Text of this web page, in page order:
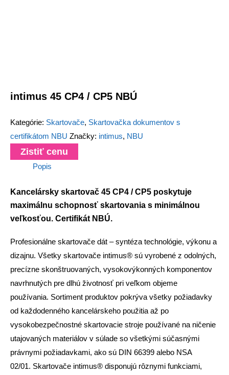
intimus 45 CP4 / CP5 NBÚ
Kategórie: Skartovače, Skartovačka dokumentov s
certifikátom NBU Značky: intimus, NBU
Zistiť cenu
Popis
Kancelársky skartovač 45 CP4 / CP5 poskytuje
maximálnu schopnosť skartovania s minimálnou
veľkosťou. Certifikát NBÚ.
Profesionálne skartovače dát – syntéza technológie, výkonu a
dizajnu. Všetky skartovače intimus® sú vyrobené z odolných,
precízne skonštruovaných, vysokovýkonných komponentov
navrhnutých pre dlhú životnosť pri veľkom objeme
používania. Sortiment produktov pokrýva všetky požiadavky
od každodenného kancelárskeho použitia až po
vysokobezpečnostné skartovacie stroje používané na ničenie
utajovaných materiálov v súlade so všetkými súčasnými
právnymi požiadavkami, ako sú DIN 66399 alebo NSA
02/01. Skartovače intimus® disponujú rôznymi funkciami,